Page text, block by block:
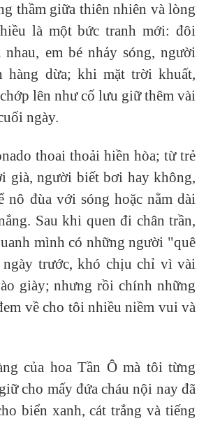
thầm giữa thiên nhiên và lòng
là một bức tranh mới: đôi
em bé nhảy sóng, người
hàng dừa; khi mặt trời khuất,
lên như cố lưu giữ thêm vài
ngày.
thoai thoải hiền hòa; từ trẻ
già, người biết bơi hay không,
nô đùa với sóng hoặc nằm dài
Sau khi quen đi chân trần,
mình có những người "quê
trước, khó chịu chỉ vì vài
giày; nhưng rồi chính những
về cho tôi nhiều niềm vui và
của hoa Tần Ô mà tôi từng
cho mấy đứa cháu nội nay đã
biển xanh, cát trắng và tiếng